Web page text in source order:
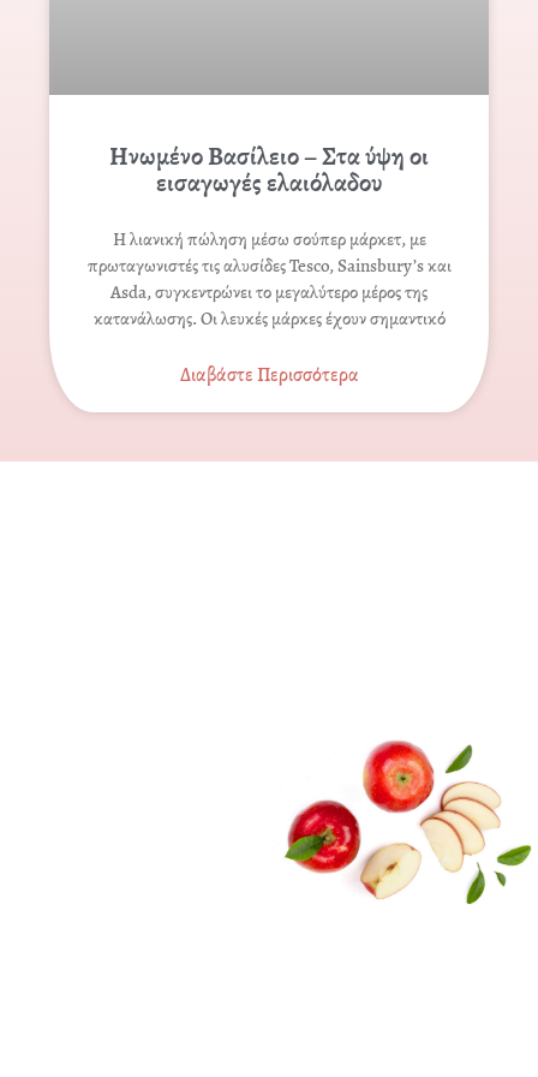
Ηνωμένο Βασίλειο – Στα ύψη οι
εισαγωγές ελαιόλαδου
Η λιανική πώληση μέσω σούπερ μάρκετ, με
πρωταγωνιστές τις αλυσίδες Tesco, Sainsbury’s και
Asda, συγκεντρώνει το μεγαλύτερο μέρος της
κατανάλωσης. Οι λευκές μάρκες έχουν σημαντικό
Διαβάστε Περισσότερα